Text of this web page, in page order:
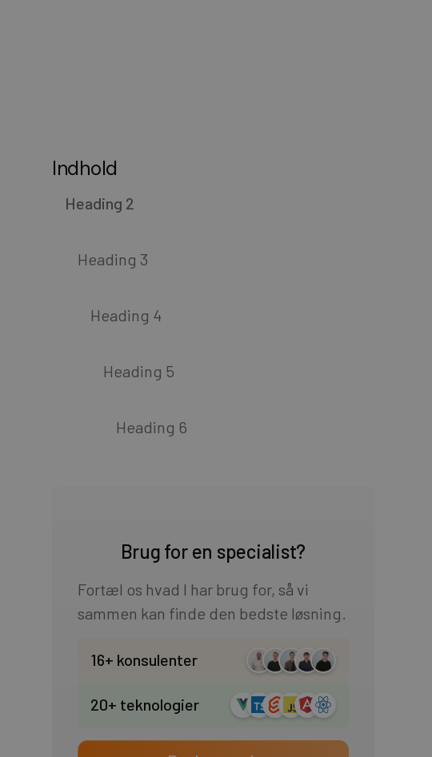
Indhold
Heading 2
Heading 3
Heading 4
Heading 5
Heading 6
Brug for en specialist?
Fortæl os hvad I har brug for, så vi
sammen kan finde den bedste løsning.
16+ konsulenter
20+ teknologier